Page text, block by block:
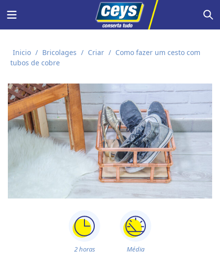
Menu
Inicio / Bricolages / Criar / Como fazer um cesto com
tubos de cobre
2 horas Média